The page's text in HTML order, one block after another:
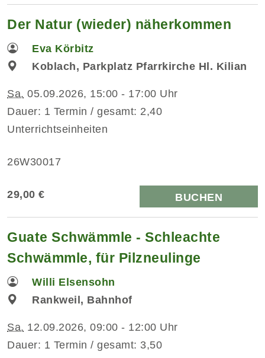
Der Natur (wieder) näherkommen
Eva Körbitz
Koblach, Parkplatz Pfarrkirche Hl. Kilian
Sa. 05.09.2026, 15:00 - 17:00 Uhr
Dauer: 1 Termin / gesamt: 2,40
Unterrichtseinheiten
26W30017
29,00 € BUCHEN
Guate Schwämmle - Schleachte
Schwämmle, für Pilzneulinge
Willi Elsensohn
Rankweil, Bahnhof
Sa. 12.09.2026, 09:00 - 12:00 Uhr
Dauer: 1 Termin / gesamt: 3,50